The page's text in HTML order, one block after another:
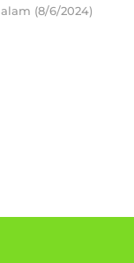
(8/6/2024)